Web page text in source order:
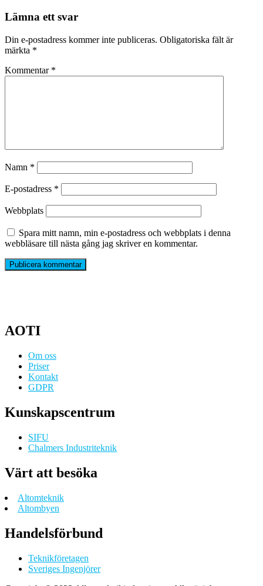
Lämna ett svar
Din e-postadress kommer inte publiceras. Obligatoriska fält är
märkta *
Kommentar *
Namn *
E-postadress *
Webbplats
Spara mitt namn, min e-postadress och webbplats i denna
webbläsare till nästa gång jag skriver en kommentar.
AOTI
Om oss
Priser
Kontakt
GDPR
Kunskapscentrum
SIFU
Chalmers Industriteknik
Värt att besöka
Altomteknik
Altombyen
Handelsförbund
Teknikföretagen
Sveriges Ingenjörer